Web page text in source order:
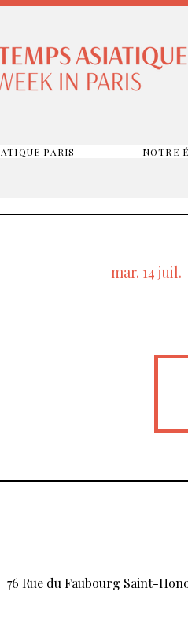
PARIS NOTRE
mar. 14 juil.
76 Rue du Faubourg Saint-